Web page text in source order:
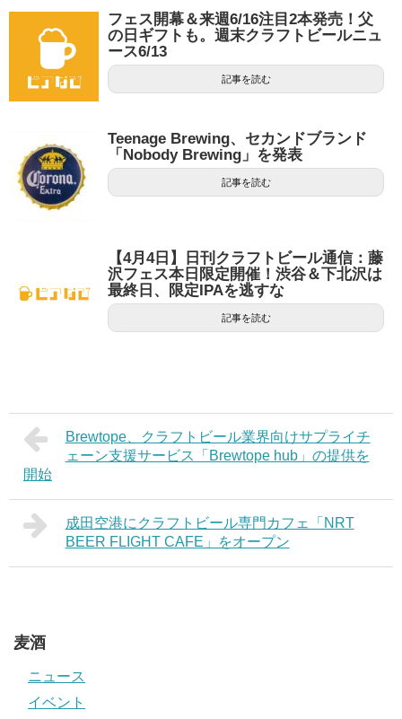
フェス開幕＆来週6/16注目2本発売！父
の日ギフトも。週末クラフトビールニュ
ース6/13
記事を読む
Teenage Brewing、セカンドブランド
「Nobody Brewing」を発表
記事を読む
【4月4日】日刊クラフトビール通信：藤
沢フェス本日限定開催！渋谷＆下北沢は
最終日、限定IPAを逃すな
記事を読む
Brewtope、クラフトビール業界向けサプライチ
ェーン支援サービス「Brewtope hub」の提供を
開始
成田空港にクラフトビール専門カフェ「NRT
BEER FLIGHT CAFE」をオープン
麦酒
ニュース
イベント